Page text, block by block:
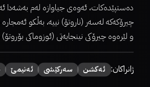
دەستپێدەکات، ئەوەی جیاوازە لەم بەشەدا
چیرۆکەکە لەسەر (ناروتۆ) نییە، بەڵکو
و لێرەوە چیرۆکی نینجایەتی (ئوزوماکی
ژانراکان: ئەكشن سەركێشی ئەنیمێ